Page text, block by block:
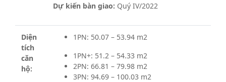
Dự kiến bàn giao: Quý IV/2022
Diện
tích
căn
hộ:
1PN: 50.07 – 53.94 m2
1PN+: 51.2 – 54.33 m2
2PN: 66.81 – 79.98 m2
3PN: 94.69 – 100.03 m2